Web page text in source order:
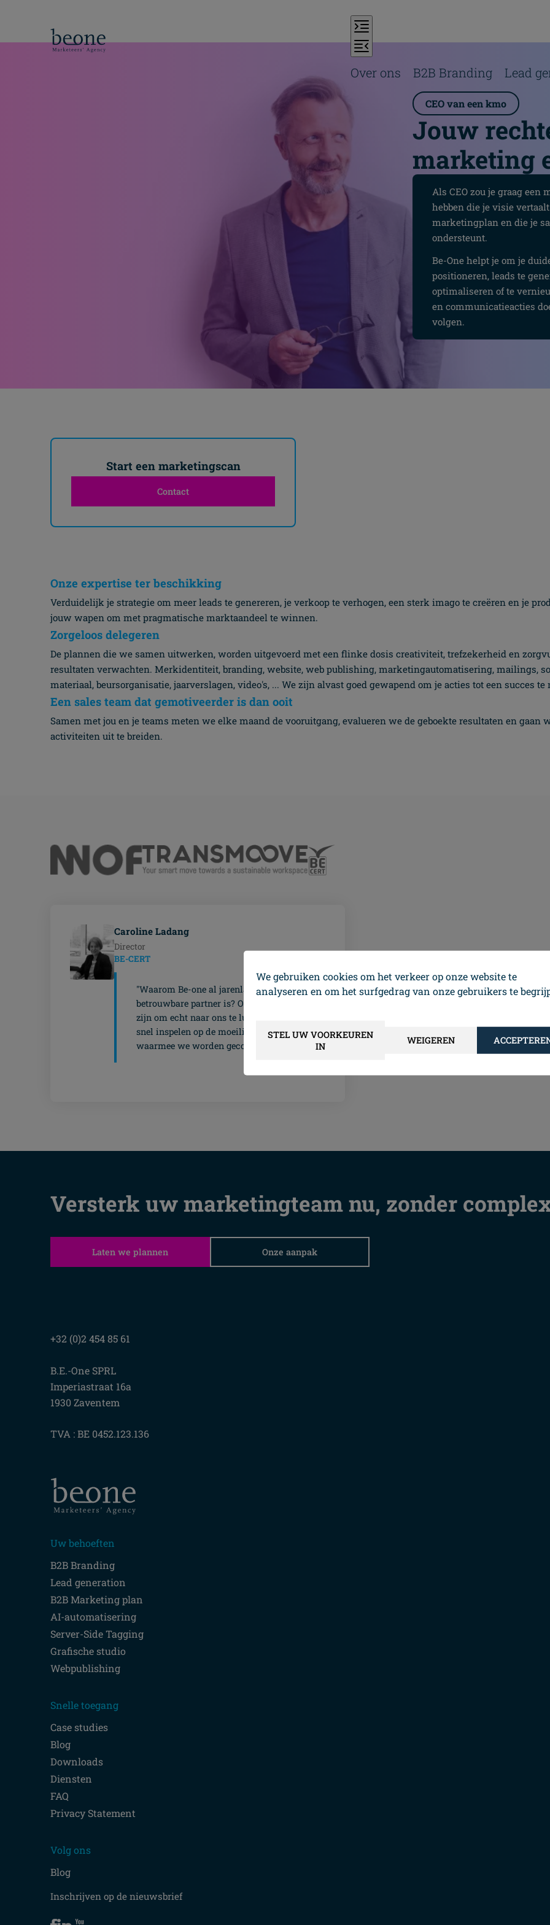
Over ons B2B Branding Lead
CEO van een kmo
Jouw
marketing
Als CEO zou je graag een
hebben die je visie
marketingplan en die je
ondersteunt.
Be-One helpt je om je
positioneren, leads te
optimaliseren of te
en communicatieacties
volgen.
Start een marketingscan
Contact
Onze expertise ter beschikking
Verduidelijk je strategie om meer leads te genereren, je verkoop te verhogen, een sterk imago te creëren en je
jouw wapen om met pragmatische marktaandeel te winnen.
Zorgeloos delegeren
De plannen die we samen uitwerken, worden uitgevoerd met een flinke dosis creativiteit, trefzekerheid en
resultaten verwachten. Merkidentiteit, branding, website, web publishing, marketingautomatisering, mailings,
materiaal, beursorganisatie, jaarverslagen, video's, ... We zijn alvast goed gewapend om je acties tot een succes te
Een sales team dat gemotiveerder is dan ooit
Samen met jou en je teams meten we elke maand de vooruitgang, evalueren we de geboekte resultaten en
activiteiten uit te breiden.
Caroline Ladang
Director
BE-CERT
"Waarom Be-one al jarenlang een
betrouwbare partner is? Omdat ze bereid
zijn om echt naar ons te luisteren en
snel inspelen op de moeilijkheden
waarmee we worden geconfronteerd."
We gebruiken cookies om het verkeer op onze website te
analyseren en om het surfgedrag van onze gebruikers te
STEL UW VOORKEUREN
IN
WEIGEREN
Versterk uw marketingteam nu, zonder
Laten we plannen Onze aanpak
+32 (0)2 454 85 61
B.E.-One SPRL
Imperiastraat 16a
1930 Zaventem
TVA : BE 0452.123.136
Uw behoeften
B2B Branding
Lead generation
B2B Marketing plan
AI-automatisering
Server-Side Tagging
Grafische studio
Webpublishing
Snelle toegang
Case studies
Blog
Downloads
Diensten
FAQ
Privacy Statement
Volg ons
Blog
Inschrijven op de nieuwsbrief